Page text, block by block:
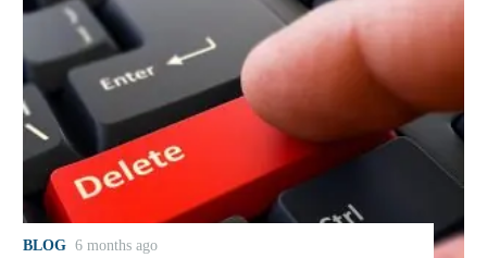
BLOG 6 months ago